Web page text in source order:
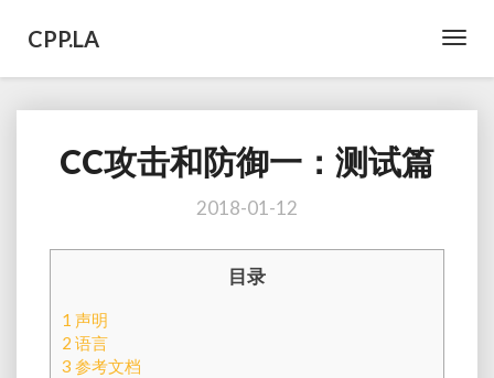
CPP.LA
CC
攻
击
防
御
CC攻击和防御一：测试篇
2018-01-12
目录
1 声明
2 语言
3 参考文档